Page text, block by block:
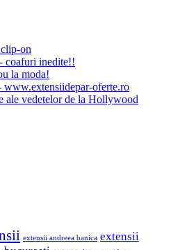
on
coafuri inedite!!
la moda!
www.extensiidepar-oferte.ro
ale vedetelor de la Hollywood
extensii andreea banica extensii